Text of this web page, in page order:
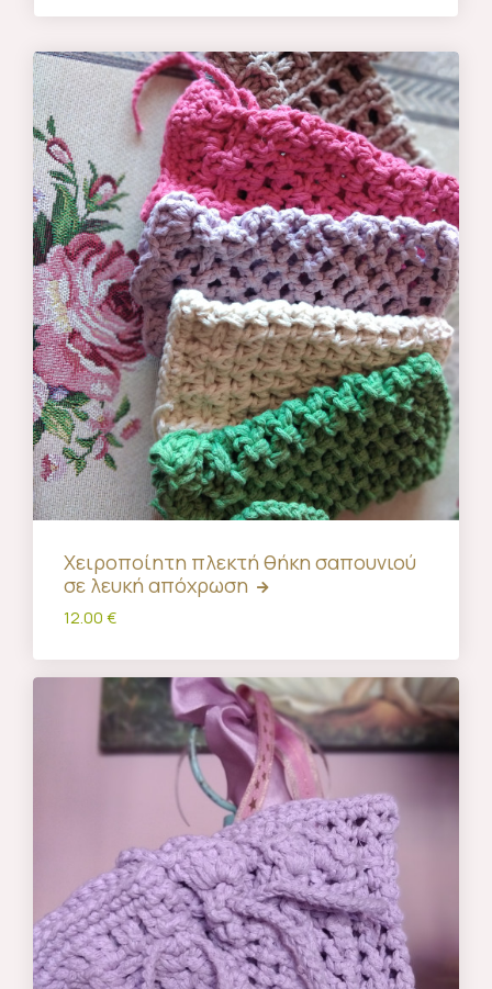
Χειροποίητη πλεκτή θήκη σαπουνιού
σε λευκή απόχρωση
12.00 €